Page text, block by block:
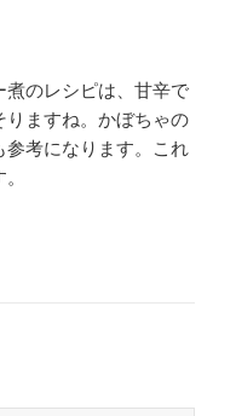
煮のレシピは、甘辛で
りますね。かぼちゃの
参考になります。これ